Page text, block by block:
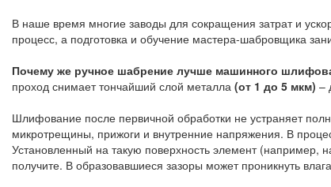
В наше время многие заводы для сокращения затрат и
процесс, а подготовка и обучение мастера-шабровщика
Почему же ручное шабрение лучше машинного
проход снимает тончайший слой металла (от 1 до 5 мкм) –
Шлифование после первичной обработки не устраняет
микротрещины, прижоги и внутренние напряжения. В
Установленный на такую поверхность элемент
получите. В образовавшиеся зазоры может проникнуть